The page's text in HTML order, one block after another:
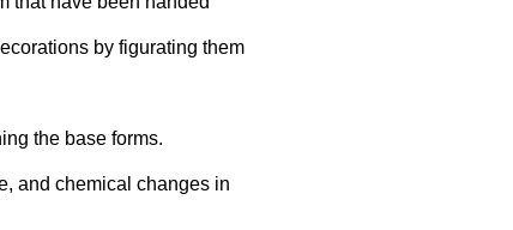
by figurating them
the base forms.
and chemical changes in